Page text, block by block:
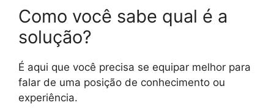
Como você sabe qual é a
solução?
É aqui que você precisa se equipar melhor para
falar de uma posição de conhecimento ou
experiência.